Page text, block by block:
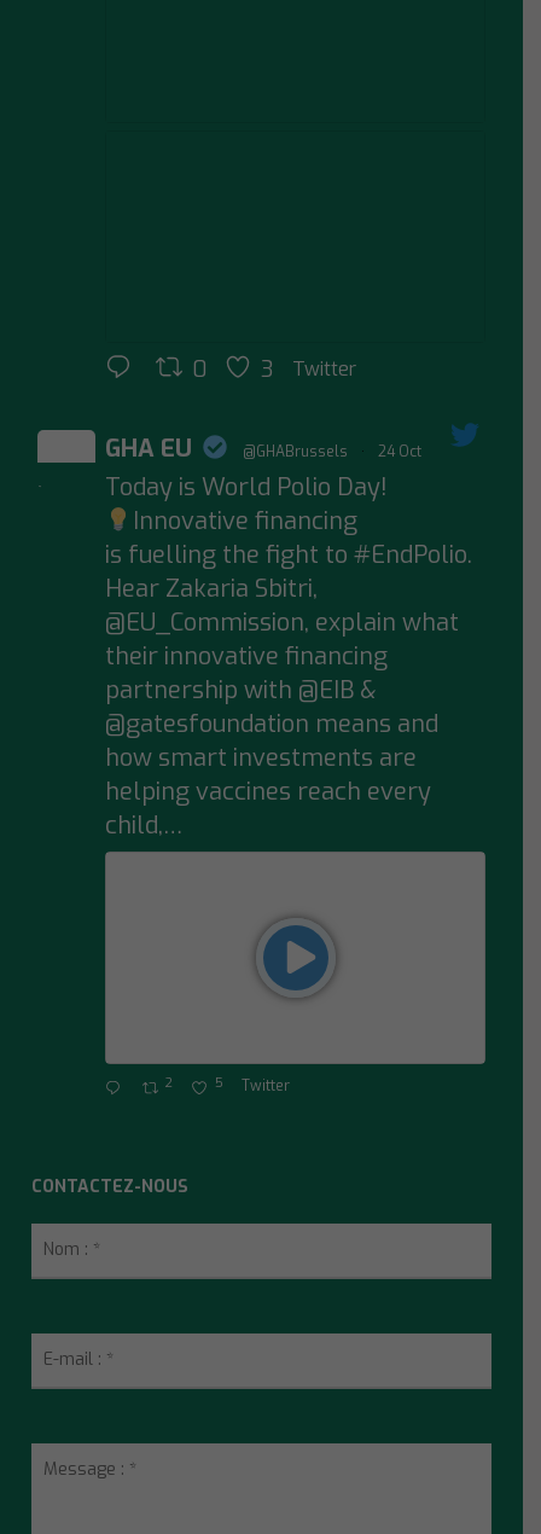
0 3 Twitter
;
GHA EU @GHABrussels · 24 Oct
Today is World Polio Day!
Innovative financing
is fuelling the fight to #EndPolio.
Hear Zakaria Sbitri,
@EU_Commission, explain what
their innovative financing
partnership with @EIB &
@gatesfoundation means and
how smart investments are
helping vaccines reach every
child,…
2 5 Twitter
CONTACTEZ-NOUS